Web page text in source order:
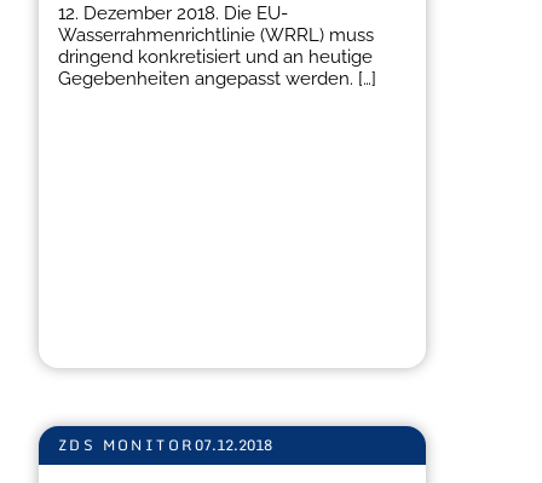
12. Dezember 2018. Die EU-
Wasserrahmenrichtlinie (WRRL) muss
dringend konkretisiert und an heutige
Gegebenheiten angepasst werden. […]
ZDS MONITOR07.12.2018